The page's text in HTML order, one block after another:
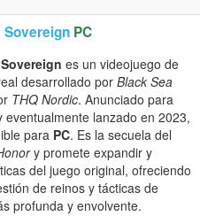
Sovereign PC
es un videojuego de
desarrollado por Black Sea
THQ Nordic. Anunciado para
lanzado en 2023,
para PC. Es la secuela del
y promete expandir y
del juego original, ofreciendo
de reinos y tácticas de
profunda y envolvente.